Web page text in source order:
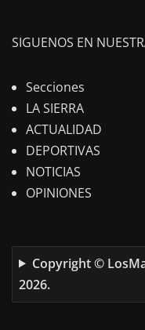
SIGUENOS EN
Secciones
LA SIERRA
ACTUALIDAD
DEPORTIVAS
NOTICIAS
OPINIONES
Copyright ©
2026.